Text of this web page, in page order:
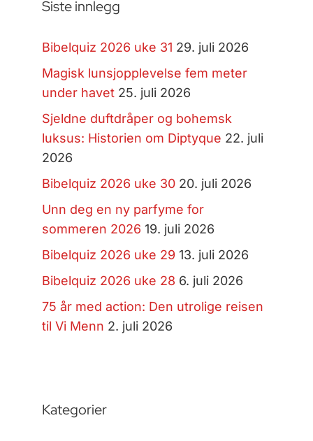
Siste innlegg
Bibelquiz 2026 uke 31 29. juli 2026
Magisk lunsjopplevelse fem meter
under havet 25. juli 2026
Sjeldne duftdråper og bohemsk
luksus: Historien om Diptyque 22. juli
2026
Bibelquiz 2026 uke 30 20. juli 2026
Unn deg en ny parfyme for
sommeren 2026 19. juli 2026
Bibelquiz 2026 uke 29 13. juli 2026
Bibelquiz 2026 uke 28 6. juli 2026
75 år med action: Den utrolige reisen
til Vi Menn 2. juli 2026
Kategorier